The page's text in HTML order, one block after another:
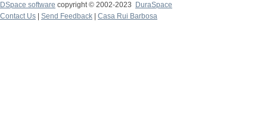
DSpace software copyright © 2002-2023
DuraSpace
Contact Us
Send Feedback Casa Rui Barbosa